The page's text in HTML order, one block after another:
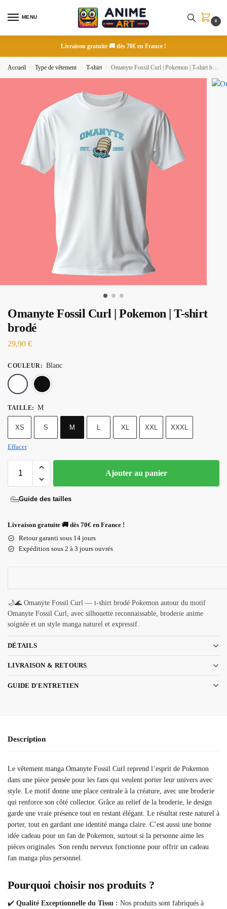
MENU
0
Livraison gratuite 🚚 dès 70€ en France !
Accueil / Type de vêtement / T-shirt / Omanyte Fossil Curl | Pokemon | T-shirt brodé
Omanyte Fossil Curl | Pokemon | T-shirt
brodé
29,90 €
COULEUR : Blanc
TAILLE: M
XS S M L XL XXL XXXL
Effacer
Ajouter au panier
Guide des tailles
Livraison gratuite 🚚 dès 70€ en France !
Retour garanti sous 14 jours
Expédition sous 2 à 3 jours ouvrés
🌙🌊 Omanyte Fossil Curl — t-shirt brodé Pokemon autour du motif
Omanyte Fossil Curl, avec silhouette reconnaissable, broderie anime
soignée et un style manga naturel et expressif.
DÉTAILS
LIVRAISON & RETOURS
GUIDE D'ENTRETIEN
Description
Le vêtement manga Omanyte Fossil Curl reprend l’esprit de Pokemon
dans une pièce pensée pour les fans qui veulent porter leur univers avec
style. Le motif donne une place centrale à la créature, avec une broderie
qui renforce son côté collector. Grâce au relief de la broderie, le design
garde une vraie présence tout en restant élégant. Le résultat reste naturel à
porter, tout en gardant une identité manga claire. C’est aussi une bonne
idée cadeau pour un fan de Pokemon, surtout si la personne aime les
pièces originales. Son rendu nerveux fonctionne pour offrir un cadeau
fan manga plus personnel.
Pourquoi choisir nos produits ?
✔️ Qualité Exceptionnelle du Tissu : Nos produits sont fabriqués à